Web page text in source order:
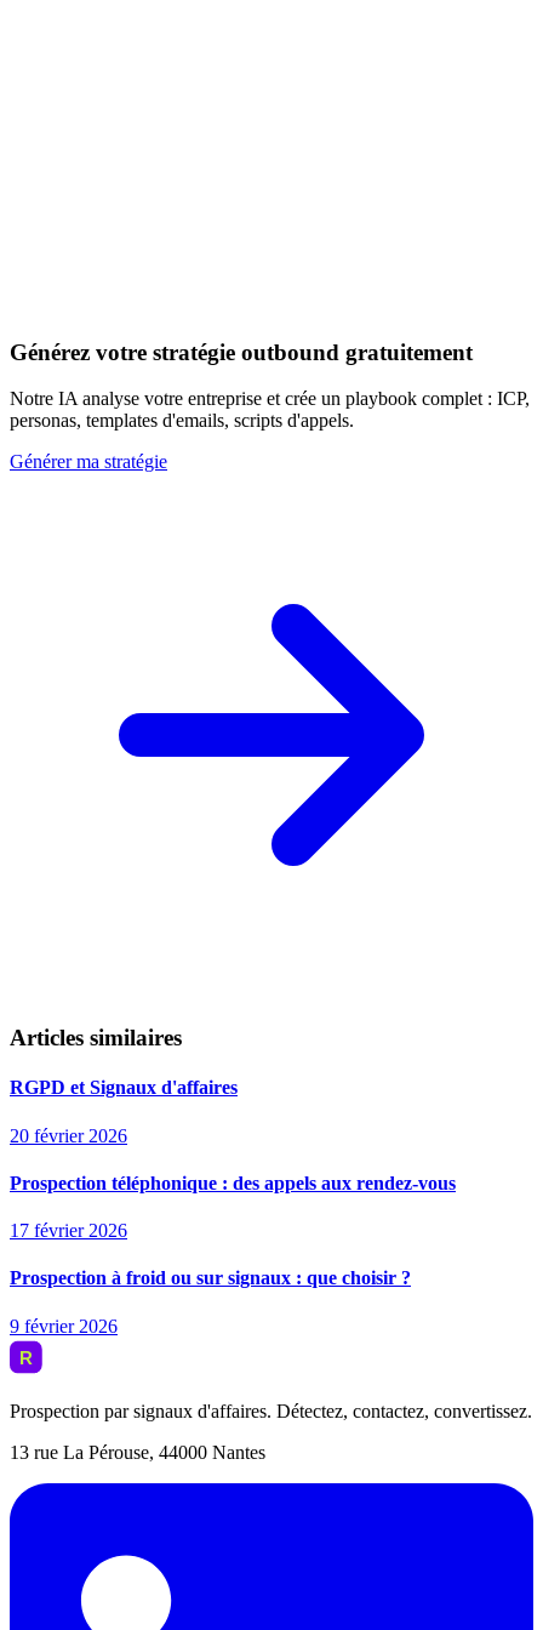
Découvrir les 20+ signaux
Générez votre stratégie outbound gratuitement
Notre IA analyse votre entreprise et crée un playbook complet : ICP,
personas, templates d'emails, scripts d'appels.
Générer ma stratégie
Articles similaires
RGPD et Signaux d'affaires
20 février 2026
Prospection téléphonique : des appels aux rendez-vous
17 février 2026
Prospection à froid ou sur signaux : que choisir ?
9 février 2026
Prospection par signaux d'affaires. Détectez, contactez, convertissez.
13 rue La Pérouse, 44000 Nantes